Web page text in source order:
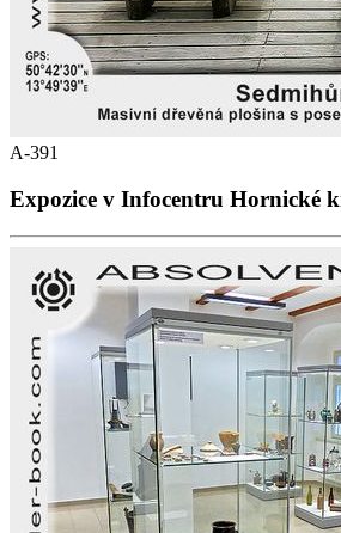
A-391
Expozice v Infocentru Hornické